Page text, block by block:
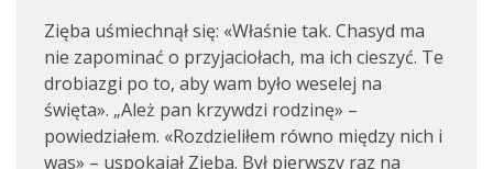
Zięba uśmiechnął się: «Właśnie tak. Chasyd ma
nie zapominać o przyjaciołach, ma ich cieszyć. Te
drobiazgi po to, aby wam było weselej na
święta». „Ależ pan krzywdzi rodzinę» –
powiedziałem. «Rozdzieliłem równo między nich i
was» – uspokajał Zięba. Był pierwszy raz na